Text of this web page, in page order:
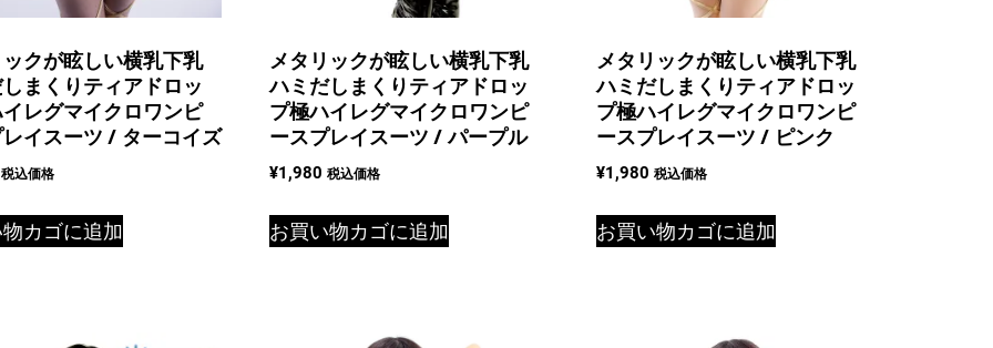
クが眩しい横乳下乳
まくりティアドロッ
レグマイクロワンピ
イスーツ / ターコイズ
税込価格
カゴに追加
メタリックが眩しい横乳下乳
ハミだしまくりティアドロッ
プ極ハイレグマイクロワンピ
ースプレイスーツ / パープル
¥1,980 税込価格
お買い物カゴに追加
メタリックが眩しい横乳下乳
ハミだしまくりティアドロッ
プ極ハイレグマイクロワンピ
ースプレイスーツ / ピンク
¥1,980 税込価格
お買い物カゴに追加